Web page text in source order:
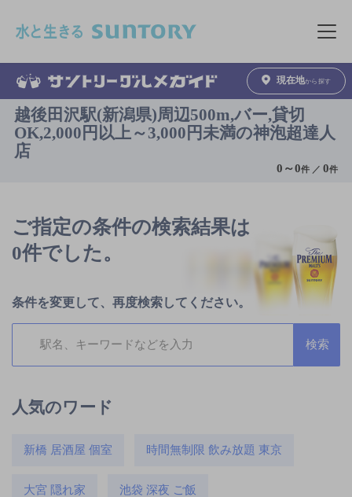
メニュ
現在地から探す
越後田沢駅(新潟県)周辺500m,バー,貸切
OK,2,000円以上～3,000円未満の神泡超達人
店
0 ～0件 ／0件
ご指定の条件の検索結果は
0件でした。
条件を変更して、再度検索してください。
人気のワード
新橋 居酒屋 個室 時間無制限 飲み放題 東京
大宮 隠れ家 池袋 深夜 ご飯